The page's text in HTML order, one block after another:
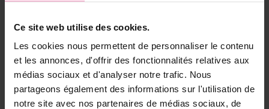
Ce site web utilise des cookies.
Les cookies nous permettent de personnaliser le contenu
et les annonces, d'offrir des fonctionnalités relatives aux
médias sociaux et d'analyser notre trafic. Nous
partageons également des informations sur l'utilisation de
notre site avec nos partenaires de médias sociaux, de